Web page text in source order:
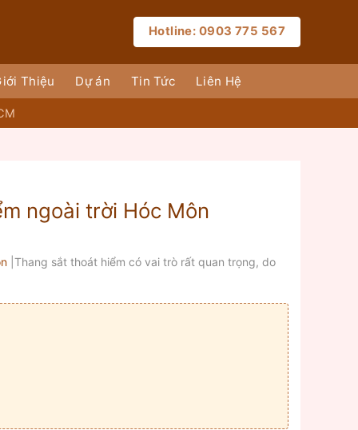
Hotline: 0903 775 567
Thiệu Dự án Tin Tức Liên Hệ
ngoài trời Hóc Môn‎
|Thang sắt thoát hiểm có vai trò rất quan trọng, do